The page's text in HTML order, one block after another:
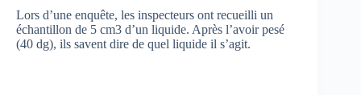
Lors d’une enquête, les inspecteurs ont recueilli un
échantillon de 5 cm3 d’un liquide. Après l’avoir pesé
(40 dg), ils savent dire de quel liquide il s’agit.